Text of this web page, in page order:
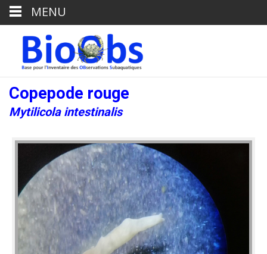
Copepode rouge
Mytilicola intestinalis
MENU